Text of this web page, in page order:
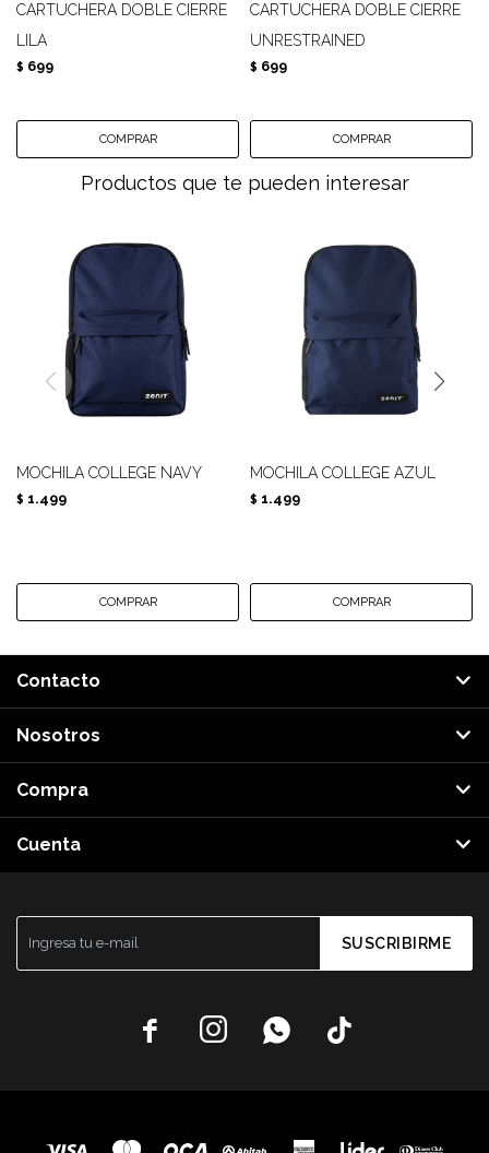
CARTUCHERA DOBLE CIERRE
LILA
$ 699
CARTUCHERA DOBLE CIERRE
UNRESTRAINED
$ 699
Productos que te pueden interesar
MOCHILA COLLEGE NAVY
$ 1.499
MOCHILA COLLEGE AZUL
$ 1.499
SUSCRIBIRME
   
Contacto
Nosotros
Compra
Cuenta